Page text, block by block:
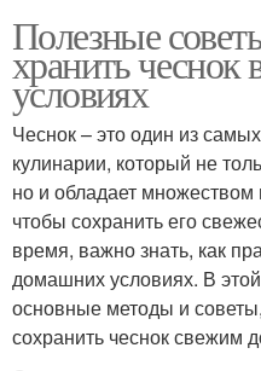
Полезные
хранить
условиях
Чеснок – это один из
кулинарии, который не
но и обладает
чтобы сохранить его
время, важно знать, как
домашних условиях. В
основные методы и
сохранить чеснок свежим